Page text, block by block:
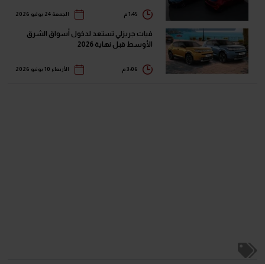
الجمعة 24 يوليو 2026
فيات جريزلي تستعد لدخول أسواق الشرق
الأوسط قبل نهاية 2026
الأربعاء 10 يونيو 2026